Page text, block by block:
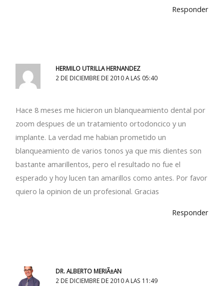
Responder
HERMILO UTRILLA HERNANDEZ
2 DE DICIEMBRE DE 2010 A LAS 05:40
Hace 8 meses me hicieron un blanqueamiento dental por
zoom despues de un tratamiento ortodoncico y un
implante. La verdad me habian prometido un
blanqueamiento de varios tonos ya que mis dientes son
bastante amarillentos, pero el resultado no fue el
esperado y hoy lucen tan amarillos como antes. Por favor
quiero la opinion de un profesional. Gracias
Responder
DR. ALBERTO MERIÃ±AN
2 DE DICIEMBRE DE 2010 A LAS 11:49